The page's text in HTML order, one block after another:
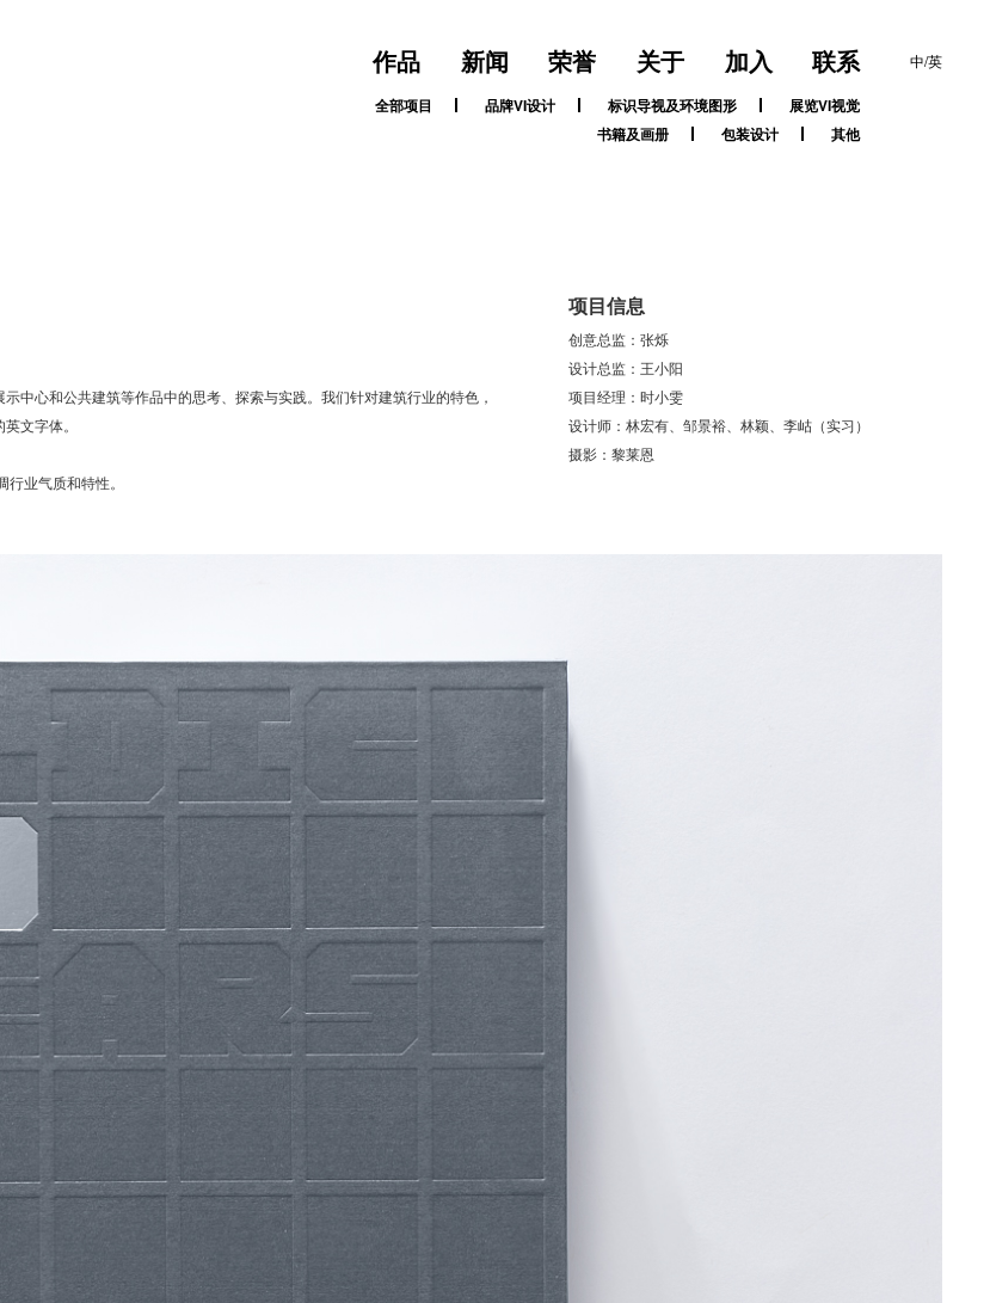
作品
全部项目 品牌VI设计 标识导视及环境图形
展览VI视觉
书籍及画册
包装设计 其他
新闻 荣誉 关于 加入 联系 中/英
中心和公共建筑等作品中的思考、探索与实践。我们针对建筑行业的特色，
文字体。
业气质和特性。
项目信息
创意总监：张烁
设计总监：王小阳
项目经理：时小雯
设计师：林宏有、邹景裕、林颖、李岵（实习）
摄影：黎莱恩